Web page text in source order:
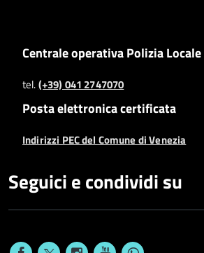
Centrale operativa Polizia Locale
tel.(+39) 041 2747070
Posta elettronica certificata
Indirizzi PEC del Comune di Venezia
Seguici e condividi su